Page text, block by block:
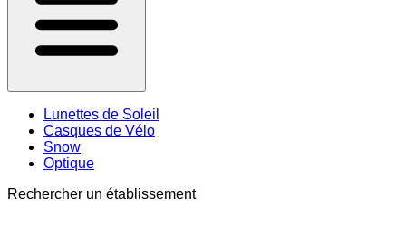
Lunettes de Soleil
Casques de Vélo
Snow
Optique
Rechercher un établissement